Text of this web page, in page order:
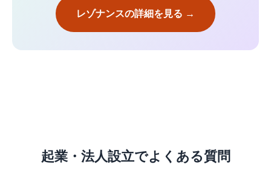
レゾナンスの詳細を見る →
起業・法人設立でよくある質問